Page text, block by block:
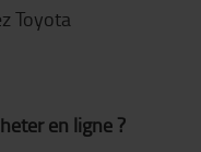
Toyota
en ligne ?